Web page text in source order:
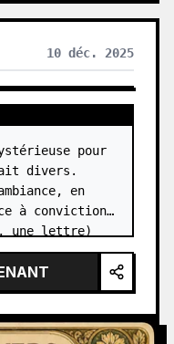
10 déc. 2025
pour
divers.
en
à conviction
une lettre)
détective,
…